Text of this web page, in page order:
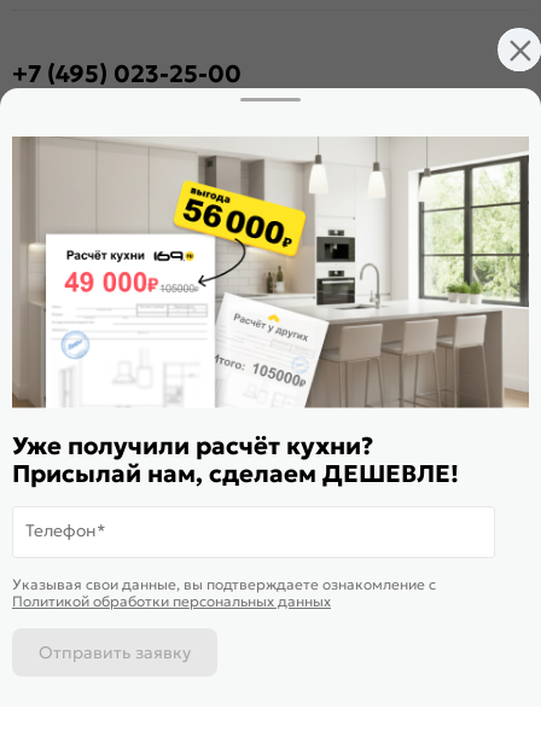
+7 (495) 023-25-00
Стать дилером
Поделиться
Оцените магазин
ИКС 1180
© 2015—2026 Интернет-магазин мебели Mebel169.ru
Пользовательское соглашение
Карта сайта
технологии
Уже получили расчёт кухни?
Присылай нам, сделаем ДЕШЕВЛЕ!
Телефон*
Указывая свои данные, вы подтверждаете ознакомление c
Политикой обработки персональных данных
Отправить заявку